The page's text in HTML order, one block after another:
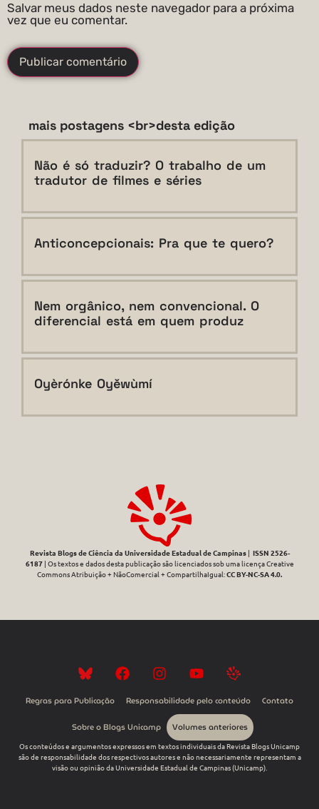
Salvar meus dados neste navegador para a próxima
vez que eu comentar.
mais postagens <br>desta edição
Não é só traduzir? O trabalho de um
tradutor de filmes e séries
Anticoncepcionais: Pra que te quero?
Nem orgânico, nem convencional. O
diferencial está em quem produz
Oyèrónke Oyěwùmí
Revista Blogs de Ciência da Universidade Estadual de Campinas| ISSN 2526-
6187| Os textos e dados desta publicação são licenciados sob uma licença Creative
Commons Atribuição + NãoComercial + CompartilhaIgual:CC BY-NC-SA 4.0.
Regras para Publicação Responsabilidade pelo conteúdo Contato
Sobre o Blogs Unicamp Volumes anteriores
Os conteúdos e argumentos expressos em textos individuais da Revista Blogs Unicamp
são de responsabilidade dos respectivos autores e não necessariamente representam a
visão ou opinião da Universidade Estadual de Campinas (Unicamp).